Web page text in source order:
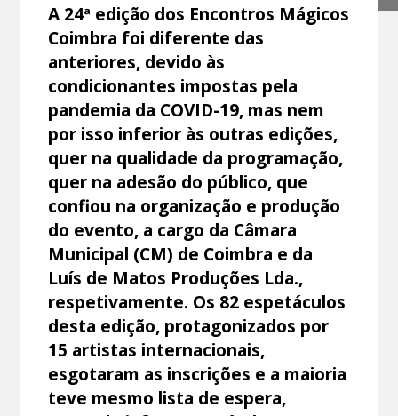
A 24ª edição dos Encontros Mágicos
Coimbra foi diferente das
anteriores, devido às
condicionantes impostas pela
pandemia da COVID-19, mas nem
por isso inferior às outras edições,
quer na qualidade da programação,
quer na adesão do público, que
confiou na organização e produção
do evento, a cargo da Câmara
Municipal (CM) de Coimbra e da
Luís de Matos Produções Lda.,
respetivamente. Os 82 espetáculos
desta edição, protagonizados por
15 artistas internacionais,
esgotaram as inscrições e a maioria
teve mesmo lista de espera,